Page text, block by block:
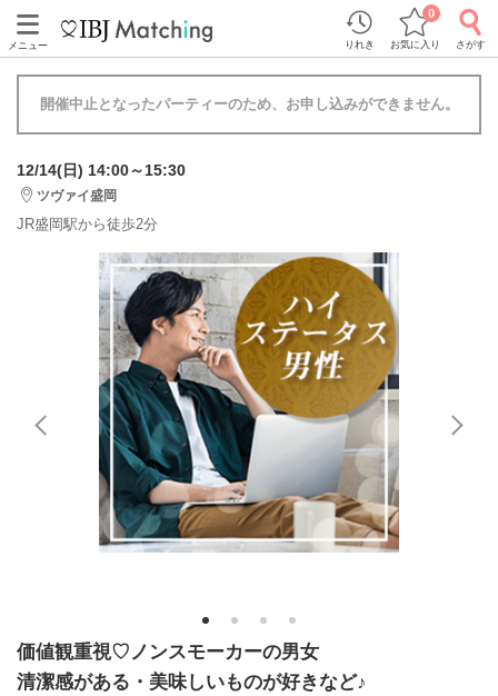
メニュー りれき お気に入り
0
さがす
開催中止となったパーティーのため、お申し込みができません。
12/14(日) 14:00～15:30
ツヴァイ盛岡
JR盛岡駅から徒歩2分
1 2 3 4
価値観重視♡ノンスモーカーの男女
清潔感がある・美味しいものが好きなど♪